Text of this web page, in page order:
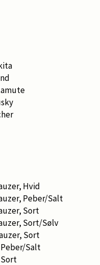
Hvid
Peber/Salt
Sort
Sort/Sølv
Sort
Salt